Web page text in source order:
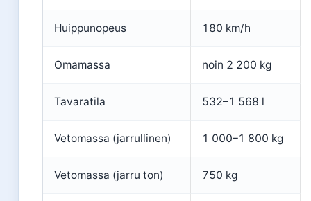
Huippunopeus 180 km/h
Omamassa noin 2 200 kg
Tavaratila 532–1 568 l
Vetomassa (jarrullinen) 1 000–1 800 kg
Vetomassa (jarru ton) 750 kg